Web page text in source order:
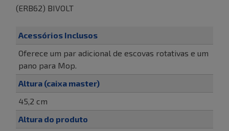
(ERB62) BIVOLT
Acessórios Inclusos
Oferece um par adicional de escovas rotativas e um
pano para Mop.
Altura (caixa master)
45,2 cm
Altura do produto